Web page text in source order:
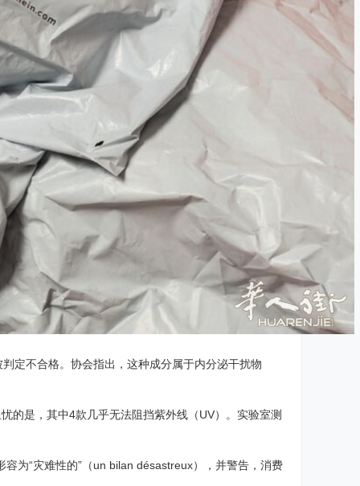
定不合格。协会指出，这种成分属于内分泌干扰物
的是，其中4款几乎无法阻挡紫外线（UV）。实验室测
为“灾难性的”（un bilan désastreux），并警告，消费